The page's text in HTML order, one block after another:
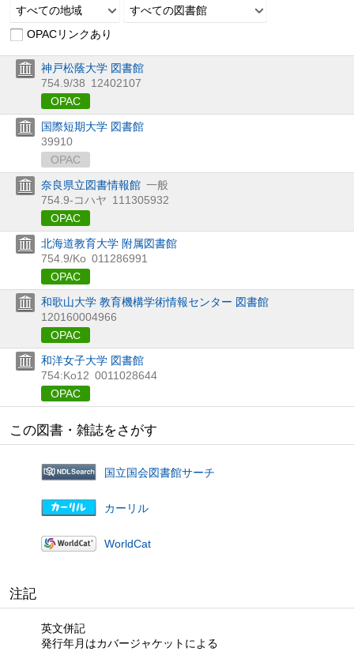
すべての地域
すべての図書館
OPACリンクあり
神戸松蔭大学 図書館
754.9/38 12402107
OPAC
国際短期大学 図書館
39910
OPAC
奈良県立図書情報館 一般
754.9-コハヤ 111305932
OPAC
北海道教育大学 附属図書館
754.9/Ko 011286991
OPAC
和歌山大学 教育機構学術情報センター 図書館
120160004966
OPAC
和洋女子大学 図書館
754:Ko12 0011028644
OPAC
この図書・雑誌をさがす
国立国会図書館サーチ
カーリル
WorldCat
注記
英文併記
発行年月はカバージャケットによる